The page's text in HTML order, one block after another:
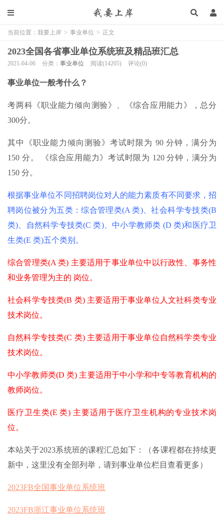
当前位置： 我要上岸 > 事业单位 > 正文
2023全国各省事业单位系统班及精品班汇总
2021-04-06 分类： 事业单位 阅读(14205) 评论(0)
事业单位一般考什么？
考两科《职业能力倾向测验》、《综合应用能力》，总分
300分。
其中《职业能力倾向测验》考试时限为 90 分钟，满分为
150 分。 《综合应用能力》考试时限为 120 分钟，满分为
150 分。
根据事业单位不同招聘岗位对人的能力素质有不同要求，招
聘岗位被分为五类：综合管理类(A 类)、社会科学专技类(B
类)、自然科学专技类(C 类)、中小学教师类 (D 类)和医疗卫
生类(E 类)五个类别。
综合管理类(A 类) 主要适用于事业单位中以行政性、事务性
和业务管理为主的 岗位。
社会科学专技类(B 类) 主要适用于事业单位人文社科类专业
技术岗位。
自然科学专技类(C 类) 主要适用于事业单位自然科学类专业
技术岗位。
中小学教师类(D 类) 主要适用于中小学和中专等教育机构的
教师岗位。
医疗卫生类(E 类) 主要适用于医疗卫生机构的专业技术岗
位。
本站关于2023系统班的课程汇总如下：（各课程都在持续更
新中，这里没有全部列举，请到事业单位栏目查看更多）
2023FB全国事业单位系统班
2023FB浙江事业单位系统班